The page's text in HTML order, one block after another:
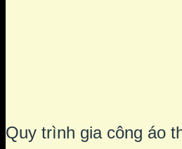
Quy trình gia công áo